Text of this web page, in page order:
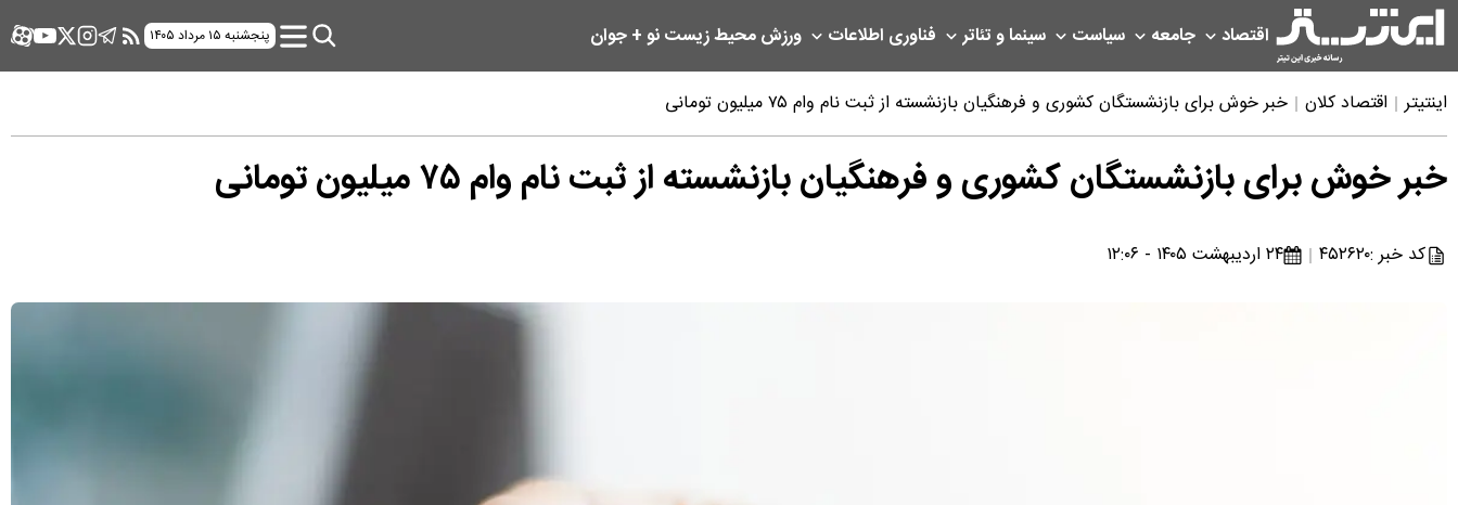
اقتصاد جامعه سیاست سینما و تئاتر فناوری اطلاعات ورزشمحیط زیستنو + جوان پنجشنبه ۱۵ مرداد ۱۴۰۵
اینتیتر اقتصاد کلان خبر خوش برای بازنشستگان کشوری و فرهنگیان بازنشسته از ثبت نام وام ۷۵ میلیون تومانی
خبر خوش برای بازنشستگان کشوری و فرهنگیان بازنشسته از ثبت نام وام ۷۵ میلیون تومانی
کد خبر :۴۵۲۶۲۰ ۲۴ اردیبهشت ۱۴۰۵ - ۱۲:۰۶